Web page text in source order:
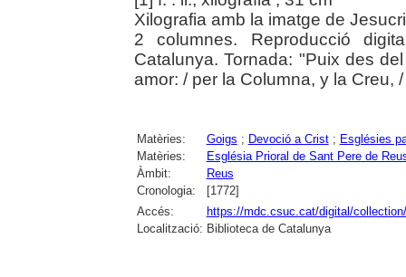
Xilografia amb la imatge de
2 columnes. Reproducció
Catalunya. Tornada: "Puix des
amor: / per la Columna, y la Creu,
Matèries: Goigs ; Devoció a Crist; Esglésies
Matèries:
Església Prioral de Sant Pere de
Àmbit:
Reus
Cronologia:
[1772]
Accés:
https://mdc.csuc.cat/digital/
Localització: Biblioteca de Catalunya